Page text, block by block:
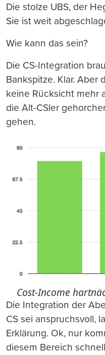
Die stolze UBS, der
Sie ist weit
Wie kann das sein?
Die CS-Integration
Bankspitze. Klar. Aber
keine Rücksicht mehr
die Alt-CSler
gehen.
Cost-Income
Die Integration der
CS sei anspruchsvoll,
Erklärung. Ok, nur
diesem Bereich